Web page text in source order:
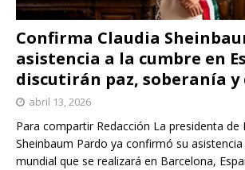
Confirma Claudia
asistencia a la cumbre en
discutirán paz, soberanía
abril 13, 2026
Para compartir Redacción La presidenta de
Sheinbaum Pardo ya confirmó su
mundial que se realizará en Barcelona,